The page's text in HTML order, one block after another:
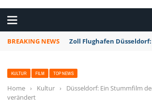
BREAKING NEWS Zoll Flughafen
KULTUR FILM TOP NEWS
Home › Kultur ›
Düsseldorf: Ein Stummfilm
verändert